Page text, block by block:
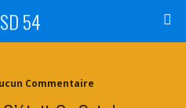
54
Commentaire